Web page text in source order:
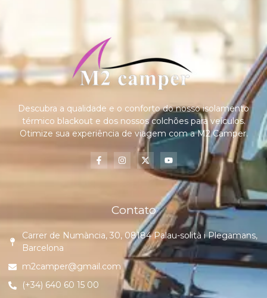
Descubra a qualidade e o conforto do nosso isolamento
térmico blackout e dos nossos colchões para veículos.
Otimize sua experiência de viagem com a M2 Camper.
Contato
Carrer de Numància, 30, 08184 Palau-solità i Plegamans,
Barcelona
m2camper@gmail.com
(+34) 640 60 15 00